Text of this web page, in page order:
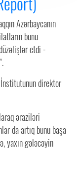
Azərbaycanın
bunu
etdi -
direktor
əraziləri
da artıq bunu başa
yaxın gələcəyin